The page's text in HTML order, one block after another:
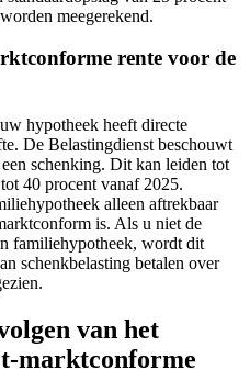
meegerekend.
rente voor de
hypotheek heeft directe
De Belastingdienst beschouwt
schenking. Dit kan leiden tot
40 procent vanaf 2025.
alleen aftrekbaar
is. Als u niet de
familiehypotheek, wordt dit
schenkbelasting betalen over
van het
marktconforme